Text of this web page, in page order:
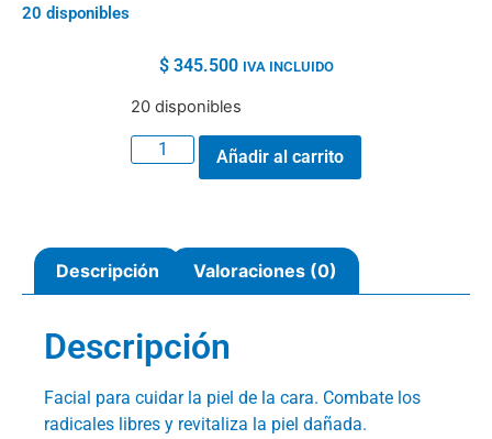
20 disponibles
$345.500 IVA INCLUIDO
20 disponibles
Añadir al carrito
Descripción Valoraciones (0)
Descripción
Facial para cuidar la piel de la cara. Combate los
radicales libres y revitaliza la piel dañada.